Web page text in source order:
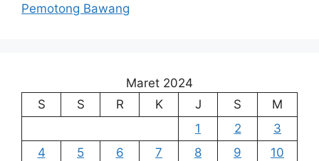
Pemotong Bawang
Maret 2024
S
S R K J S
M
1
2
3
4
5 6 7 8 9
10